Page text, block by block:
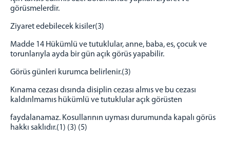
görüsmelerdir.
Ziyaret edebilecek kisiler(3)
Madde 14 Hükümlü ve tutuklular, anne, baba, es, çocuk ve
torunlarıyla ayda bir gün açık görüs yapabilir.
Görüs günleri kurumca belirlenir.(3)
Kınama cezası dısında disiplin cezası almıs ve bu cezası
kaldırılmamıs hükümlü ve tutuklular açık görüsten
faydalanamaz. Kosullarının uyması durumunda kapalı görüs
hakkı saklıdır.(1) (3) (5)